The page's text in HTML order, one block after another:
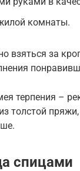
комнаты.
взяться за
терпения –
толстой
спицами